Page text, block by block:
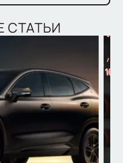
СТАТЬИ